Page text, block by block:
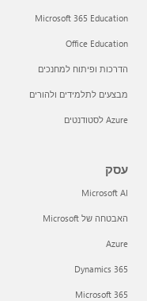
Microsoft 365 Education
Office Education
הדרכות ופיתוח למחנכים
מבצעים לתלמידים ולהורים
Azure לסטודנטים
עסק
Microsoft AI
האבטחה של Microsoft
Azure
Dynamics 365
Microsoft 365